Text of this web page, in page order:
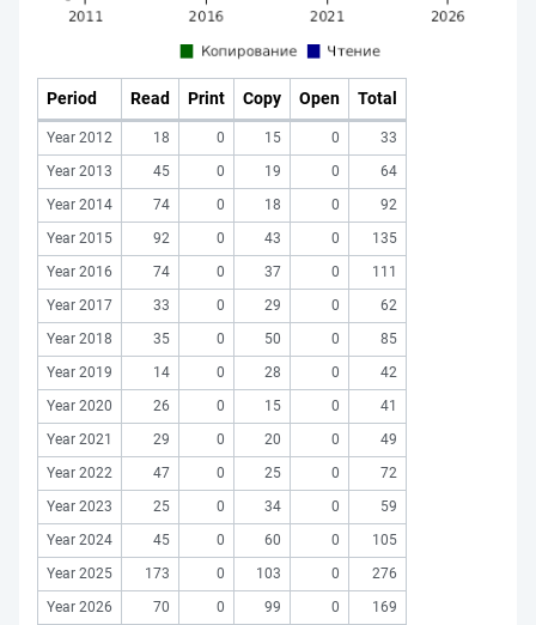
Period Read Print Copy Open Total
Year 2012 18 0 15 0
33
Year 2013
45 0 19 0
64
Year 2014
74 0 18 0
92
Year 2015
92 0 43 0
135
Year 2016
74 0 37 0
111
Year 2017
33 0 29 0
62
Year 2018
35 0 50 0
85
Year 2019
14 0 28 0
42
Year 2020
26 0 15 0
41
Year 2021
29 0 20 0
49
Year 2022
47 0 25 0
72
Year 2023
25 0 34 0
59
Year 2024
45 0 60 0
105
Year 2025
173 0 103 0
276
Year 2026
70 0 99 0 169